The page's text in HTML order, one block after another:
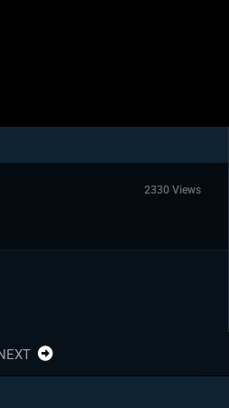
2330 Views